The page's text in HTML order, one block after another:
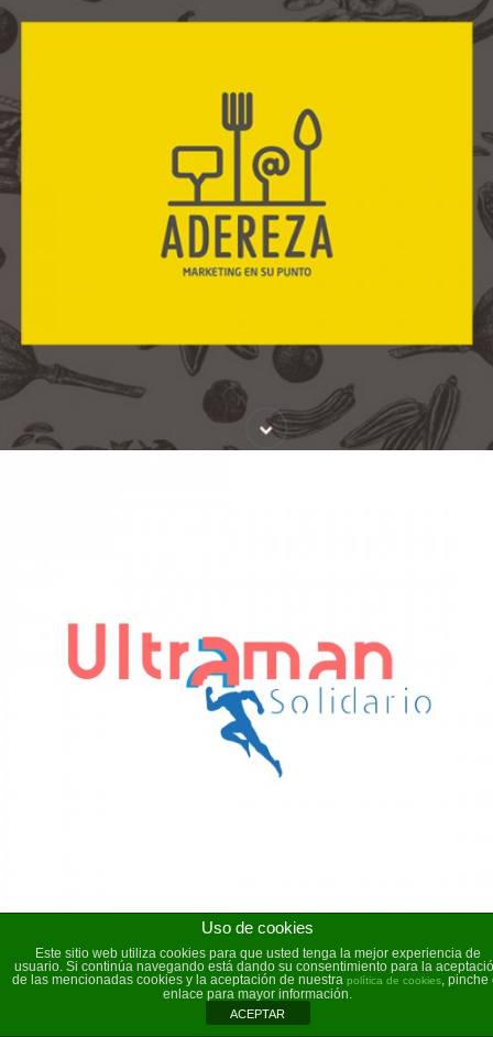
Adereza- Website
Diseño Gráfico / Diseño Web
Ultraman Solidario
Diseño Gráfico / Diseño Web
Uso de cookies
Este sitio web utiliza cookies para que usted tenga la mejor experiencia de
usuario. Si continúa navegando está dando su consentimiento para la
de las mencionadas cookies y la aceptación de nuestra política de cookies, pinche
enlace para mayor información.
ACEPTAR